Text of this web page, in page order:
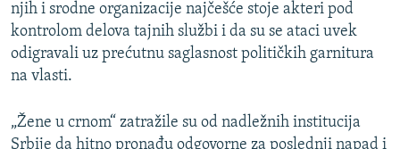
njih i srodne organizacije najčešće stoje akteri pod
kontrolom delova tajnih službi i da su se ataci uvek
odigravali uz prećutnu saglasnost političkih garnitura
na vlasti.
„Žene u crnom“ zatražile su od nadležnih institucija
Srbije da hitno pronađu odgovorne za poslednji napad i